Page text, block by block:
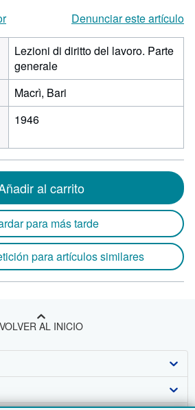
Denunciar este artículo
Lezioni di diritto del lavoro. Parte
generale
Macrì, Bari
1946
al carrito
para más tarde
para artículos similares
VOLVER AL INICIO